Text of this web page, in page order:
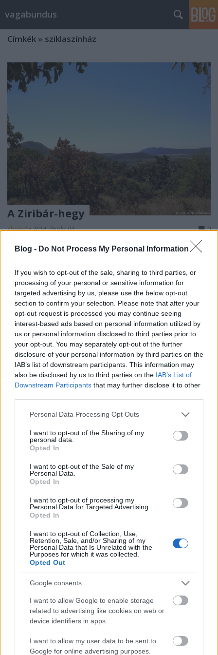
Blog - Do Not Process My Personal Information
If you wish to opt-out of the sale, sharing to third parties, or
processing of your personal or sensitive information for
targeted advertising by us, please use the below opt-out
section to confirm your selection. Please note that after your
opt-out request is processed you may continue seeing
interest-based ads based on personal information utilized by
us or personal information disclosed to third parties prior to
your opt-out. You may separately opt-out of the further
disclosure of your personal information by third parties on the
IAB’s list of downstream participants. This information may
also be disclosed by us to third parties on the IAB’s List of
Downstream Participants that may further disclose it to other
Please note that this website/app uses one or more Google
not limited to your visit or usage behaviour. You may click to
grant or deny consent to Google and its third-party tags to
use your data for below specified purposes in below Google
consent section.
Personal Data Processing Opt Outs
I want to opt-out of the Sharing of my
personal data.
Opted In
I want to opt-out of the Sale of my
Personal Data.
Opted In
I want to opt-out of processing my
Personal Data for Targeted Advertising.
Opted In
I want to opt-out of Collection, Use,
Retention, Sale, and/or Sharing of my
Personal Data that Is Unrelated with the
Purposes for which it was collected.
Opted Out
Google consents
I want to allow Google to enable storage
related to advertising like cookies on web or
device identifiers in apps.
I want to allow my user data to be sent to
Google for online advertising purposes.
vagabundus
Címkék » sziklaszínház
A Ziribár-hegy
xbroad•2014. április 04. 0
Feltétlenül szólni kell a Ziribár-hegy jelentőségéről,
kapcsolódó jelenségkör is illeszkedik a pilisi évköri
rendszer eddig feltárult összefüggéseinek sorába.A
Pilis különlegességét és szentségét tisztelő ember
számára ismert tény, hogy Pilisszántóról,…
A Pilis tetején (felfelé)
• 2013. július 12.
Pilisszentkereszten a temető mögött van egy
kényelmes parkoló, ott álltam le (N47 41.334 E18
53.721). A parkolóból délnyugat felé indultam a P
jelzésen. A N47 41.064 E18 53.251 pontnál a Z jelzést
választottam. A Z felmegy a Pilis tetejére, elvezet
egészen akár Esztergomig. Tehát semmi dolgunk,
mint…